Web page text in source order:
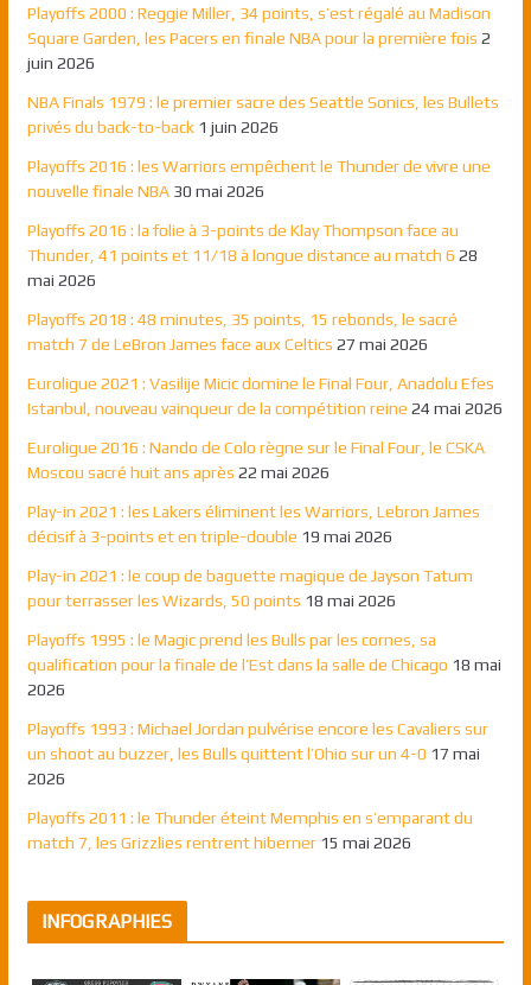
Playoffs 2000 : Reggie Miller, 34 points, s’est régalé au Madison
Square Garden, les Pacers en finale NBA pour la première fois 2
juin 2026
NBA Finals 1979 : le premier sacre des Seattle Sonics, les Bullets
privés du back-to-back 1 juin 2026
Playoffs 2016 : les Warriors empêchent le Thunder de vivre une
nouvelle finale NBA 30 mai 2026
Playoffs 2016 : la folie à 3-points de Klay Thompson face au
Thunder, 41 points et 11/18 à longue distance au match 6 28
mai 2026
Playoffs 2018 : 48 minutes, 35 points, 15 rebonds, le sacré
match 7 de LeBron James face aux Celtics 27 mai 2026
Euroligue 2021 : Vasilije Micic domine le Final Four, Anadolu Efes
Istanbul, nouveau vainqueur de la compétition reine 24 mai 2026
Euroligue 2016 : Nando de Colo règne sur le Final Four, le CSKA
Moscou sacré huit ans après 22 mai 2026
Play-in 2021 : les Lakers éliminent les Warriors, Lebron James
décisif à 3-points et en triple-double 19 mai 2026
Play-in 2021 : le coup de baguette magique de Jayson Tatum
pour terrasser les Wizards, 50 points 18 mai 2026
Playoffs 1995 : le Magic prend les Bulls par les cornes, sa
qualification pour la finale de l’Est dans la salle de Chicago 18 mai
2026
Playoffs 1993 : Michael Jordan pulvérise encore les Cavaliers sur
un shoot au buzzer, les Bulls quittent l’Ohio sur un 4-0 17 mai
2026
Playoffs 2011 : le Thunder éteint Memphis en s’emparant du
match 7, les Grizzlies rentrent hiberner 15 mai 2026
INFOGRAPHIES